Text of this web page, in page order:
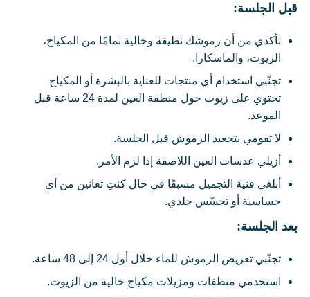
قبل الجلسة:
تأكدي من أن رموشك نظيفة وخالية تمامًا من المكياج،
الزيوت، والماسكارا.
تجنّبي استخدام أي منتجات للعناية بالبشرة أو المكياج
تحتوي على زيوت حول منطقة العين لمدة 24 ساعة قبل
الموعد.
لا تقومي بتجعيد الرموش قبل الجلسة.
أزيلي عدسات العين اللاصقة إذا لزم الأمر.
أبلغي فنية التجميل مسبقًا في حال كنتِ تعانين من أي
حساسية أو تحسّس جلدي.
بعد الجلسة:
تجنّبي تعريض الرموش للماء خلال أول 24 إلى 48 ساعة.
استخدمي منظفات ومزيلات مكياج خالية من الزيوت.